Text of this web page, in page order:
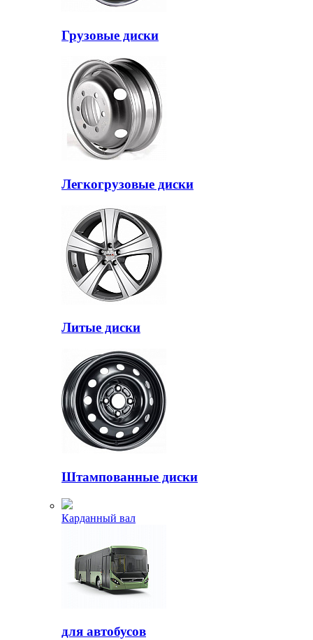
Грузовые диски
Легкогрузовые диски
Литые диски
Штампованные диски
Карданный вал
для автобусов